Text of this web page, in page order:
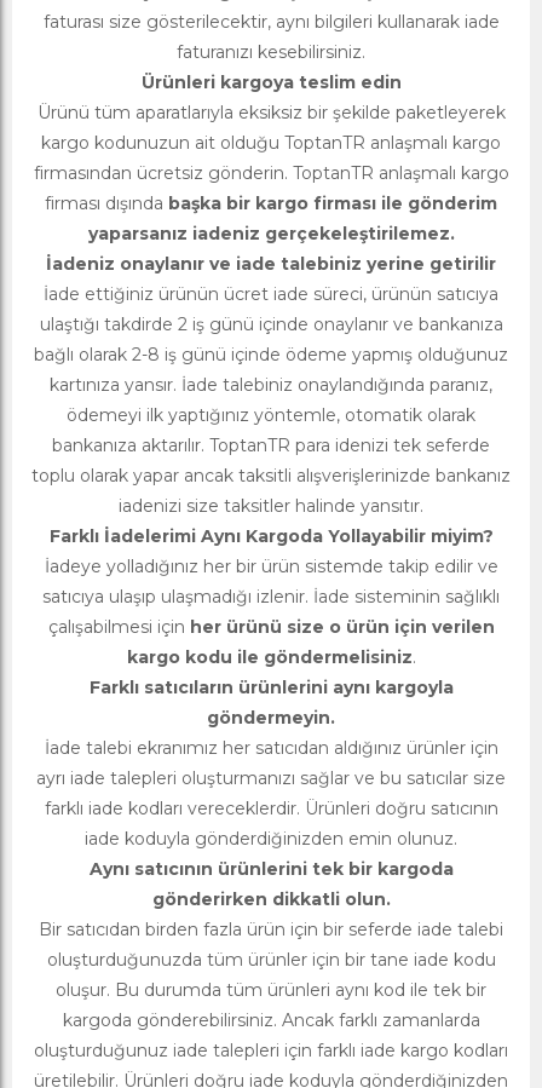
faturası size gösterilecektir, aynı bilgileri kullanarak iade
faturanızı kesebilirsiniz.
Ürünleri kargoya teslim edin
Ürünü tüm aparatlarıyla eksiksiz bir şekilde paketleyerek
kargo kodunuzun ait olduğu ToptanTR anlaşmalı kargo
firmasından ücretsiz gönderin. ToptanTR anlaşmalı kargo
firması dışında başka bir kargo firması ile gönderim
yaparsanız iadeniz gerçekeleştirilemez.
İadeniz onaylanır ve iade talebiniz yerine getirilir
İade ettiğiniz ürünün ücret iade süreci, ürünün satıcıya
ulaştığı takdirde 2 iş günü içinde onaylanır ve bankanıza
bağlı olarak 2-8 iş günü içinde ödeme yapmış olduğunuz
kartınıza yansır. İade talebiniz onaylandığında paranız,
ödemeyi ilk yaptığınız yöntemle, otomatik olarak
bankanıza aktarılır. ToptanTR para idenizi tek seferde
toplu olarak yapar ancak taksitli alışverişlerinizde bankanız
iadenizi size taksitler halinde yansıtır.
Farklı İadelerimi Aynı Kargoda Yollayabilir miyim?
İadeye yolladığınız her bir ürün sistemde takip edilir ve
satıcıya ulaşıp ulaşmadığı izlenir. İade sisteminin sağlıklı
çalışabilmesi için her ürünü size o ürün için verilen
kargo kodu ile göndermelisiniz.
Farklı satıcıların ürünlerini aynı kargoyla
göndermeyin.
İade talebi ekranımız her satıcıdan aldığınız ürünler için
ayrı iade talepleri oluşturmanızı sağlar ve bu satıcılar size
farklı iade kodları vereceklerdir. Ürünleri doğru satıcının
iade koduyla gönderdiğinizden emin olunuz.
Aynı satıcının ürünlerini tek bir kargoda
gönderirken dikkatli olun.
Bir satıcıdan birden fazla ürün için bir seferde iade talebi
oluşturduğunuzda tüm ürünler için bir tane iade kodu
oluşur. Bu durumda tüm ürünleri aynı kod ile tek bir
kargoda gönderebilirsiniz. Ancak farklı zamanlarda
oluşturduğunuz iade talepleri için farklı iade kargo kodları
üretilebilir. Ürünleri doğru iade koduyla gönderdiğinizden